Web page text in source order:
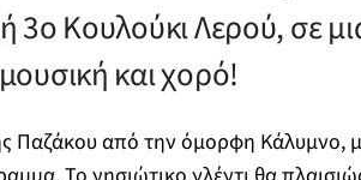
3ο Κουλούκι Λερού, σε
και χορό!
Παζάκου από την όμορφη Κάλυμνο,